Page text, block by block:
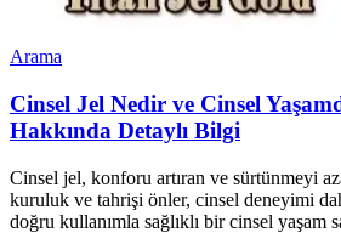
Arama
Cinsel Jel Nedir ve Cinsel
Hakkında Detaylı Bilgi
Cinsel jel, konforu artıran ve sürtünmeyi
kuruluk ve tahrişi önler, cinsel deneyimi
doğru kullanımla sağlıklı bir cinsel yaşam